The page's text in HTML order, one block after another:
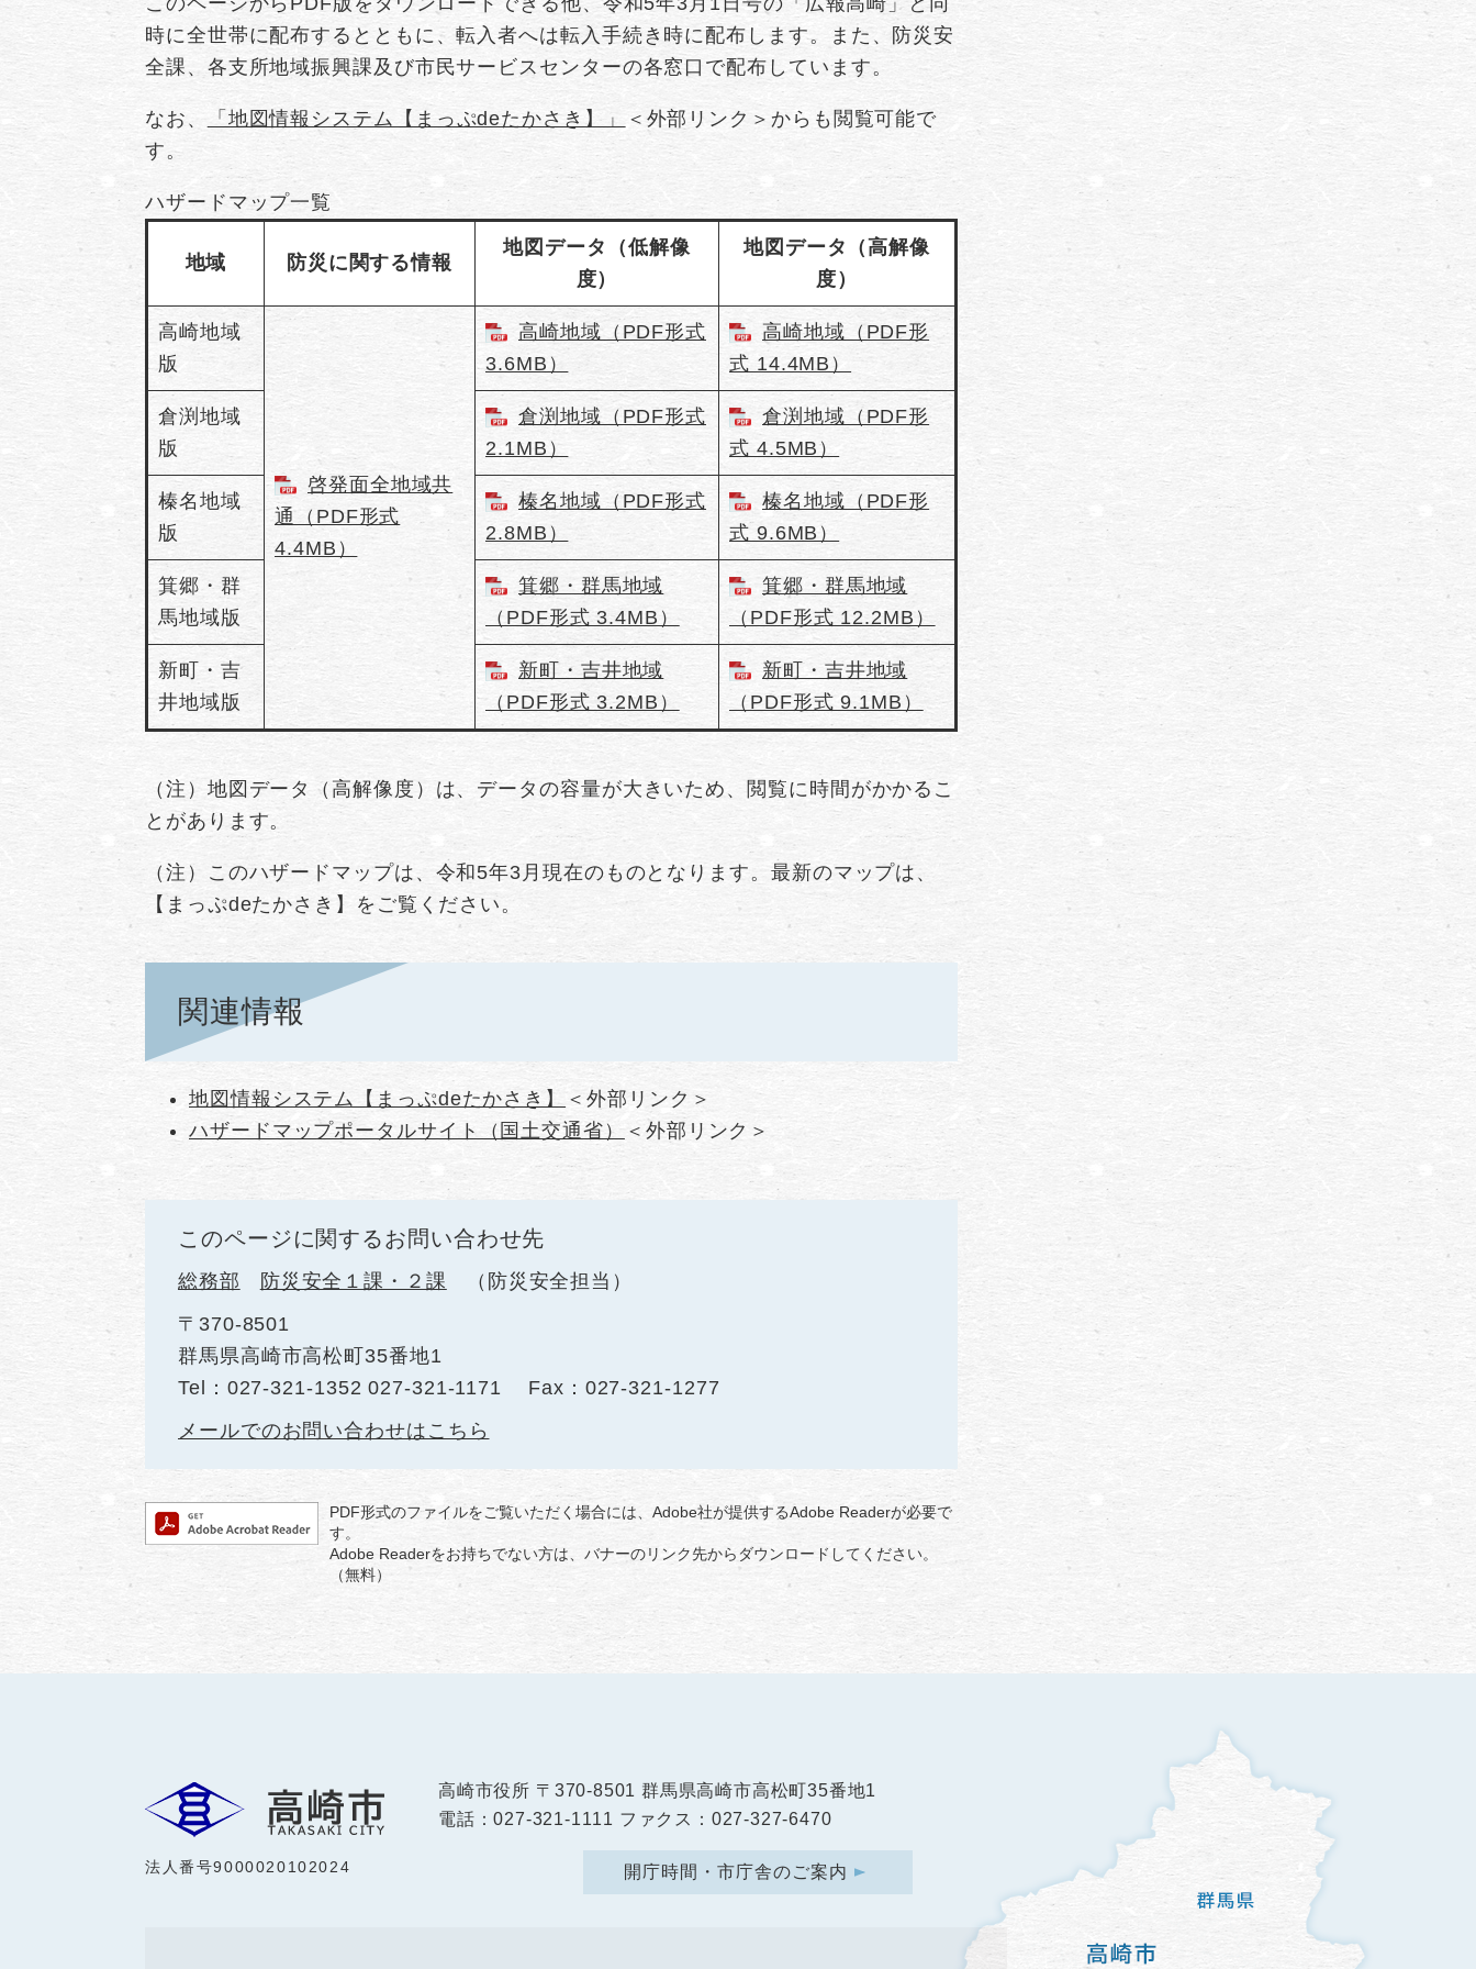
時に全世帯に配布するとともに、転入者へは転入手続き時に配布します。また、防災安
全課、各支所地域振興課及び市民サービスセンターの各窓口で配布しています。
なお、 「地図情報システム【まっぷdeたかさき】」 ＜外部リンク＞ からも閲覧可能で
す。
ハザードマップ一覧
地域 防災に関する情報
地図データ（低解像
度）
地図データ（高解像
度）
高崎地域
版
啓発面全地域共
通（PDF形式
4.4MB）
高崎地域（PDF形式
3.6MB）
高崎地域（PDF形
式 14.4MB）
倉渕地域
版
倉渕地域（PDF形式
2.1MB）
倉渕地域（PDF形
式 4.5MB）
榛名地域
版
榛名地域（PDF形式
2.8MB）
榛名地域（PDF形
式 9.6MB）
箕郷・群
馬地域版
箕郷・群馬地域
（PDF形式 3.4MB）
箕郷・群馬地域
（PDF形式 12.2MB）
新町・吉
井地域版
新町・吉井地域
（PDF形式 3.2MB）
新町・吉井地域
（PDF形式 9.1MB）
（注）地図データ（高解像度）は、データの容量が大きいため、閲覧に時間がかかるこ
とがあります。
（注）このハザードマップは、令和5年3月現在のものとなります。最新のマップは、
【まっぷdeたかさき】をご覧ください。
関連情報
地図情報システム【まっぷdeたかさき】
＜外部リンク＞
ハザードマップポータルサイト（国土交通省）
＜外部リンク＞
このページに関するお問い合わせ先
総務部 防災安全１課・２課
防災安全担当
〒370-8501
群馬県高崎市高松町35番地1
Tel：027-321-1352 027-321-1171
Fax：027-321-1277
メールでのお問い合わせはこちら
PDF形式のファイルをご覧いただく場合には、Adobe社が提供するAdobe Readerが必要で
す。
Adobe Readerをお持ちでない方は、バナーのリンク先からダウンロードしてください。
（無料）
法人番号9000020102024
高崎市役所 〒370-8501 群馬県高崎市高松町35番地1
電話：027-321-1111 ファクス：027-327-6470
開庁時間・市庁舎のご案内